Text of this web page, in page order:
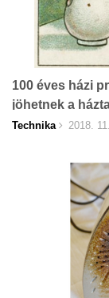
100 éves házi
jöhetnek a
Technika 2018.